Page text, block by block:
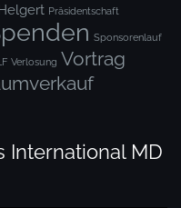
Präsidentschaft
Sponsorenlauf
Verlosung Vortrag
International MD